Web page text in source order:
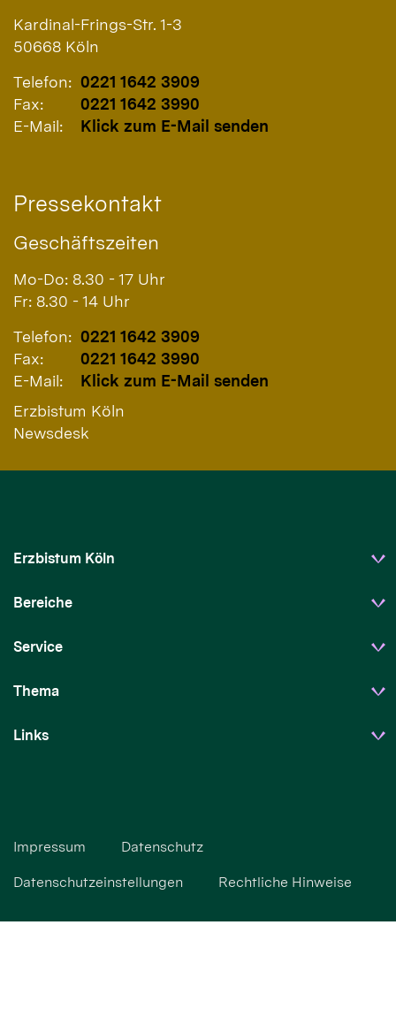
Kardinal-Frings-Str. 1-3
50668 Köln
Telefon: 0221 1642 3909
Fax:
0221 1642 3990
E-Mail:
Klick zum E-Mail senden
Pressekontakt
Geschäftszeiten
Mo-Do: 8.30 - 17 Uhr
Fr: 8.30 - 14 Uhr
Telefon: 0221 1642 3909
Fax:
0221 1642 3990
E-Mail:
Klick zum E-Mail senden
Erzbistum Köln
Newsdesk
Erzbistum Köln
Bereiche
Service
Thema
Links
Impressum Datenschutz
Datenschutzeinstellungen Rechtliche Hinweise